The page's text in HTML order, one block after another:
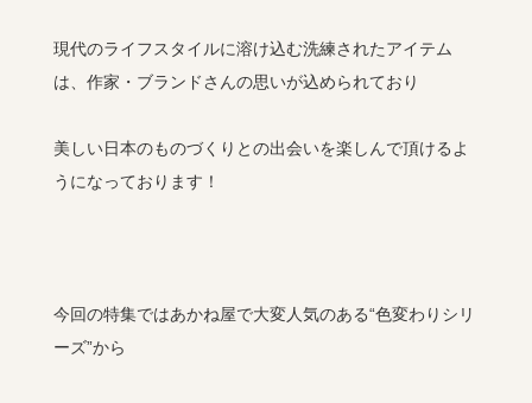
現代のライフスタイルに溶け込む洗練されたアイテム
は、作家・ブランドさんの思いが込められており
美しい日本のものづくりとの出会いを楽しんで頂けるよ
うになっております！
今回の特集ではあかね屋で大変人気のある“色変わりシリ
ーズ”から